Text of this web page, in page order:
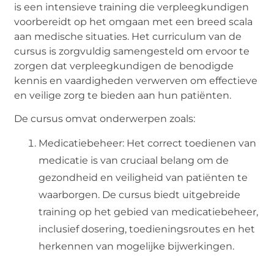
is een intensieve training die verpleegkundigen
voorbereidt op het omgaan met een breed scala
aan medische situaties. Het curriculum van de
cursus is zorgvuldig samengesteld om ervoor te
zorgen dat verpleegkundigen de benodigde
kennis en vaardigheden verwerven om effectieve
en veilige zorg te bieden aan hun patiënten.
De cursus omvat onderwerpen zoals:
Medicatiebeheer: Het correct toedienen van
medicatie is van cruciaal belang om de
gezondheid en veiligheid van patiënten te
waarborgen. De cursus biedt uitgebreide
training op het gebied van medicatiebeheer,
inclusief dosering, toedieningsroutes en het
herkennen van mogelijke bijwerkingen.